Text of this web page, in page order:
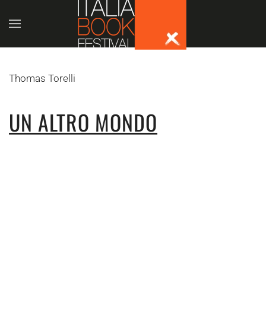
Skip to main content
Thomas Torelli
UN ALTRO MONDO